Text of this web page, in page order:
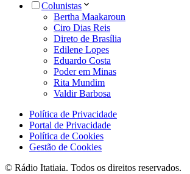
Colunistas
Bertha Maakaroun
Ciro Dias Reis
Direto de Brasília
Edilene Lopes
Eduardo Costa
Poder em Minas
Rita Mundim
Valdir Barbosa
Política de Privacidade
Portal de Privacidade
Política de Cookies
Gestão de Cookies
© Rádio Itatiaia. Todos os direitos reservados.